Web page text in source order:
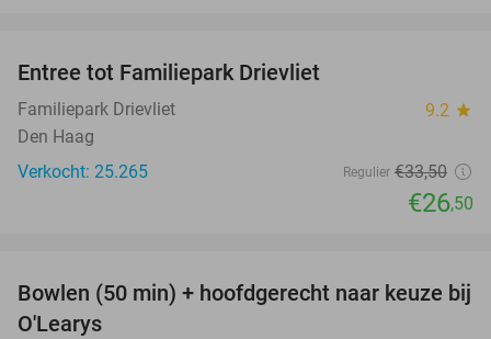
Entree tot Familiepark Drievliet
Familiepark Drievliet 9.2 star
Den Haag
Verkocht: 25.265
Regulier €33,50
€26,50
38%
Bowlen (50 min) + hoofdgerecht naar keuze bij
O'Learys